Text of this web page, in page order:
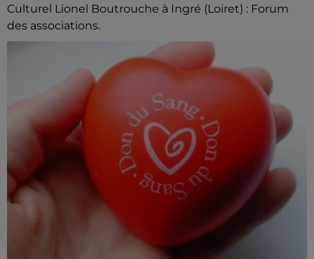
Culturel Lionel Boutrouche à Ingré (Loiret) : Forum
des associations.